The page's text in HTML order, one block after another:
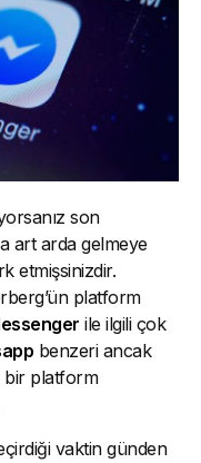
son
art arda gelmeye
etmişsinizdir.
platform
ile ilgili çok
benzeri ancak
bir platform
vaktin günden